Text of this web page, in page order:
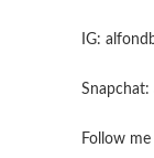
IG:
Snapchat:
Follow